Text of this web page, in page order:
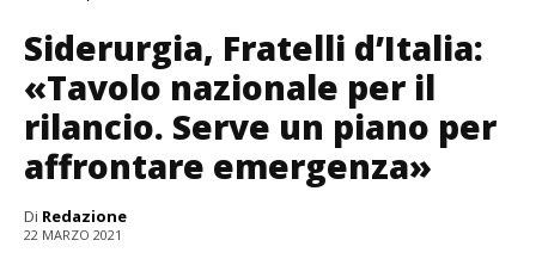
Siderurgia, Fratelli d’Italia:
«Tavolo nazionale per il
rilancio. Serve un piano per
affrontare emergenza»
Di Redazione
22 MARZO 2021